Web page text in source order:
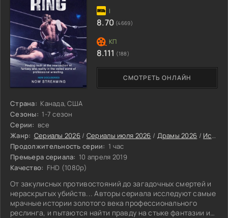
Страна: Канада, США
Сезоны: 1-7 сезон
Серии: все
Жанр: Сериалы 2026 / Сериалы июля 2026 / Драмы 2026 / Исторические сериалы 2026
Продолжительность серии: 1 час
Премьера сериала: 10 апреля 2019
Качество: FHD (1080p)
От закулисных противостояний до загадочных смертей и
нераскрытых убийств... Авторы сериала исследуют самые
мрачные истории золотого века профессионального
реслинга, и пытаются найти правду на стыке фантазии и
СМОТРЕТЬ ОНЛАЙН
8.70 (4669)
8.111 (188)